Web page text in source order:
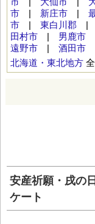
市 | 新庄市 |
市 | 東白川郡 |
田村市 | 男鹿市
遠野市 | 酒田市
北海道・東北地方
安産祈願・戌の
ケート